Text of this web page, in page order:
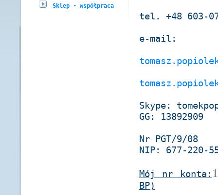
Sklep - współpraca
tel. +48 603-
e-mail:
Skype:
GG: 13892909
Nr PGT/9/08
NIP: 677-220-
Mój nr konta:
BP)